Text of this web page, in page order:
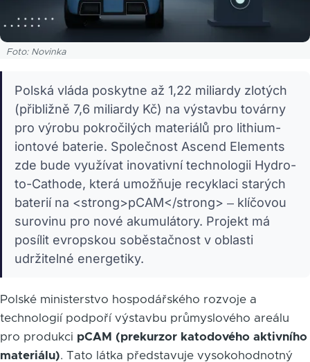
Foto: Novinka
Polská vláda poskytne až 1,22 miliardy zlotých
(přibližně 7,6 miliardy Kč) na výstavbu továrny
pro výrobu pokročilých materiálů pro lithium-
iontové baterie. Společnost Ascend Elements
zde bude využívat inovativní technologii Hydro-
to-Cathode, která umožňuje recyklaci starých
baterií na <strong>pCAM</strong> – klíčovou
surovinu pro nové akumulátory. Projekt má
posílit evropskou soběstačnost v oblasti
udržitelné energetiky.
Polské ministerstvo hospodářského rozvoje a
technologií podpoří výstavbu průmyslového areálu
pro produkci pCAM (prekurzor katodového aktivního
materiálu). Tato látka představuje vysokohodnotný